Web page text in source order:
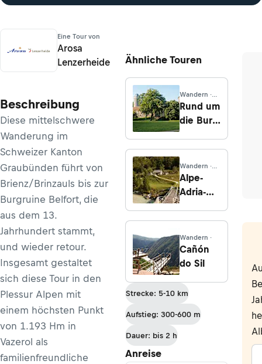
Eine Tour von
Arosa
Lenzerheide
Beschreibung
Diese mittelschwere
Wanderung im
Schweizer Kanton
Graubünden führt von
Brienz/Brinzauls bis zur
Burgruine Belfort, die
aus dem 13.
Jahrhundert stammt,
und wieder retour.
Insgesamt gestaltet
sich diese Tour in den
Plessur Alpen mit
einem höchsten Punkt
von 1.193 Hm in
Vazerol als
familienfreundliche
Ähnliche Touren
Wandern ·
Brandenburg
Rund um
die Burg
Wandern ·
Friaul-Julisch
Venetien
Alpe-
Adria-
Etappe
24:
Trenta -
Bovec
Wandern ·
Cañón
do Sil
Strecke: 5-10 km
Aufstieg: 300-600 m
Dauer: bis 2 h
Anreise